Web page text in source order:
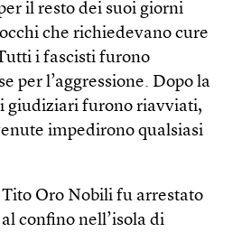
il resto dei suoi giorni
che richiedevano cure
i fascisti furono
per l’aggressione. Dopo la
giudiziari furono riavviati,
impedirono qualsiasi
Oro Nobili fu arrestato
confino nell’isola di